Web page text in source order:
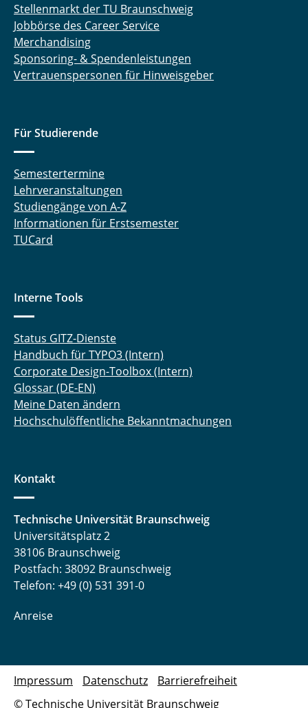
Stellenmarkt der TU Braunschweig
Jobbörse des Career Service
Merchandising
Sponsoring- & Spendenleistungen
Vertrauenspersonen für Hinweisgeber
Für Studierende
Semestertermine
Lehrveranstaltungen
Studiengänge von A-Z
Informationen für Erstsemester
TUCard
Interne Tools
Status GITZ-Dienste
Handbuch für TYPO3 (Intern)
Corporate Design-Toolbox (Intern)
Glossar (DE-EN)
Meine Daten ändern
Hochschulöffentliche Bekanntmachungen
Kontakt
Technische Universität Braunschweig
Universitätsplatz 2
38106 Braunschweig
Postfach: 38092 Braunschweig
Telefon: +49 (0) 531 391-0
Anreise
© Technische Universität Braunschweig
Impressum Datenschutz Barrierefreiheit